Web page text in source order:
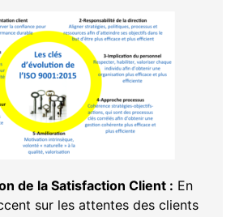
de la Satisfaction Client : En
sur les attentes des clients